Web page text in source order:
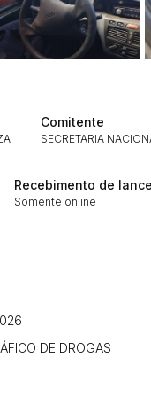
Comitente
SECRETARIA
Recebimento de
Somente online
DE DROGAS